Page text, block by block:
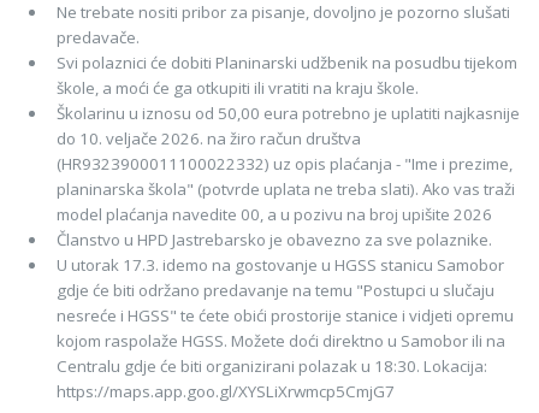
Ne trebate nositi pribor za pisanje, dovoljno je pozorno slušati
predavače.
Svi polaznici će dobiti Planinarski udžbenik na posudbu tijekom
škole, a moći će ga otkupiti ili vratiti na kraju škole.
Školarinu u iznosu od 50,00 eura potrebno je uplatiti najkasnije
do 10. veljače 2026. na žiro račun društva
(HR9323900011100022332) uz opis plaćanja - "Ime i prezime,
planinarska škola" (potvrde uplata ne treba slati). Ako vas traži
model plaćanja navedite 00, a u pozivu na broj upišite 2026
Članstvo u HPD Jastrebarsko je obavezno za sve polaznike.
U utorak 17.3. idemo na gostovanje u HGSS stanicu Samobor
gdje će biti održano predavanje na temu "Postupci u slučaju
nesreće i HGSS" te ćete obići prostorije stanice i vidjeti opremu
kojom raspolaže HGSS. Možete doći direktno u Samobor ili na
Centralu gdje će biti organizirani polazak u 18:30. Lokacija:
https://maps.app.goo.gl/XYSLiXrwmcp5CmjG7